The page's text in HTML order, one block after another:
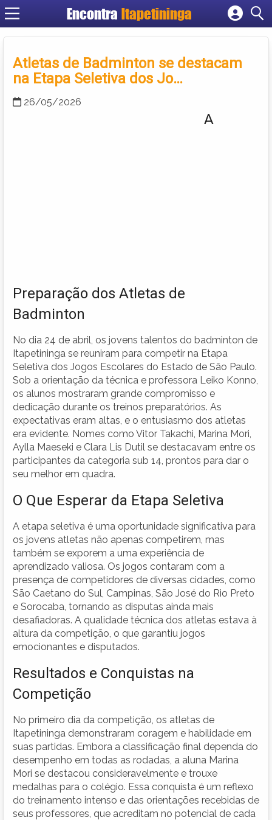
Encontra Itapetininga
Cadastrar empresa
Criar conta
Atletas de Badminton se destacam
na Etapa Seletiva dos Jo…
26/05/2026
A
Preparação dos Atletas de
Badminton
No dia 24 de abril, os jovens talentos do badminton de
Itapetininga se reuniram para competir na Etapa
Seletiva dos Jogos Escolares do Estado de São Paulo.
Sob a orientação da técnica e professora Leiko Konno,
os alunos mostraram grande compromisso e
dedicação durante os treinos preparatórios. As
expectativas eram altas, e o entusiasmo dos atletas
era evidente. Nomes como Vitor Takachi, Marina Mori,
Aylla Maeseki e Clara Lis Dutil se destacavam entre os
participantes da categoria sub 14, prontos para dar o
seu melhor em quadra.
O Que Esperar da Etapa Seletiva
A etapa seletiva é uma oportunidade significativa para
os jovens atletas não apenas competirem, mas
também se exporem a uma experiência de
aprendizado valiosa. Os jogos contaram com a
presença de competidores de diversas cidades, como
São Caetano do Sul, Campinas, São José do Rio Preto
e Sorocaba, tornando as disputas ainda mais
desafiadoras. A qualidade técnica dos atletas estava à
altura da competição, o que garantiu jogos
emocionantes e disputados.
Resultados e Conquistas na
Competição
No primeiro dia da competição, os atletas de
Itapetininga demonstraram coragem e habilidade em
suas partidas. Embora a classificação final dependa do
desempenho em todas as rodadas, a aluna Marina
Mori se destacou consideravelmente e trouxe
medalhas para o colégio. Essa conquista é um reflexo
do treinamento intenso e das orientações recebidas de
seus professores, que acreditam no potencial de cada